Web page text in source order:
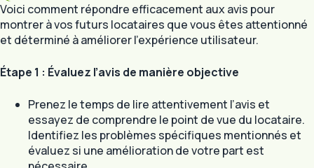
Voici comment répondre efficacement aux avis pour
montrer à vos futurs locataires que vous êtes attentionné
et déterminé à améliorer l’expérience utilisateur.
Étape 1 : Évaluez l’avis de manière objective
Prenez le temps de lire attentivement l’avis et
essayez de comprendre le point de vue du locataire.
Identifiez les problèmes spécifiques mentionnés et
évaluez si une amélioration de votre part est